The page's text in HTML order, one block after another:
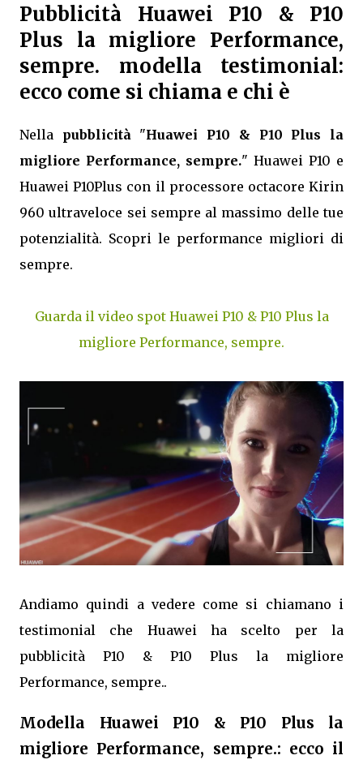
Pubblicità Huawei P10 & P10
Plus la migliore Performance,
sempre. modella testimonial:
ecco come si chiama e chi è
Nella pubblicità "Huawei P10 & P10 Plus la
migliore Performance, sempre." Huawei P10 e
Huawei P10Plus con il processore octacore Kirin
960 ultraveloce sei sempre al massimo delle tue
potenzialità. Scopri le performance migliori di
sempre.
Guarda il video spot Huawei P10 & P10 Plus la
migliore Performance, sempre.
Andiamo quindi a vedere come si chiamano i
testimonial che Huawei ha scelto per la
pubblicità P10 & P10 Plus la migliore
Performance, sempre..
Modella Huawei P10 & P10 Plus la
migliore Performance, sempre.: ecco il